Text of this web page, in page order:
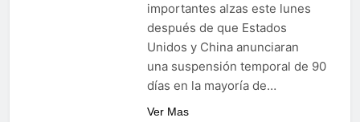
importantes alzas este lunes
después de que Estados
Unidos y China anunciaran
una suspensión temporal de 90
días en la mayoría de…
Ver Mas